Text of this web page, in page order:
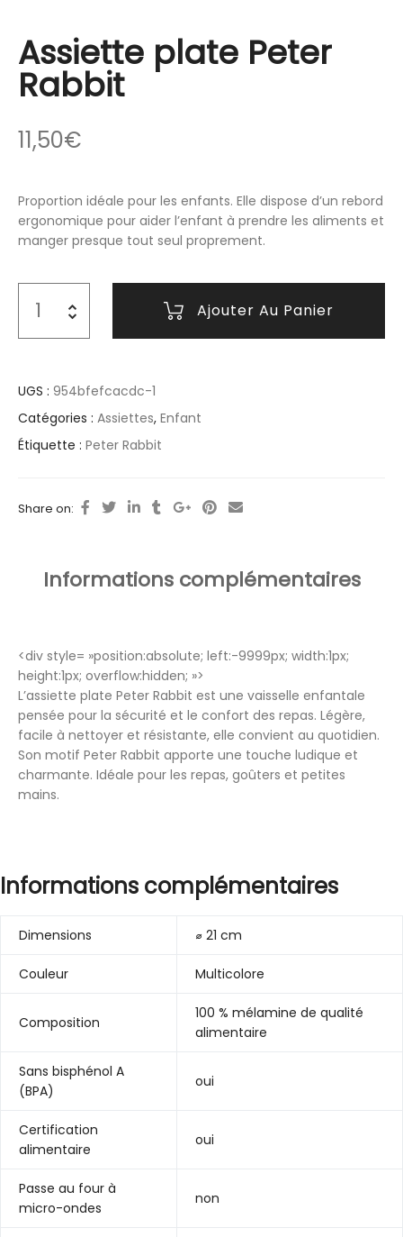
Assiette plate Peter
Rabbit
11,50€
Proportion idéale pour les enfants. Elle dispose d’un rebord
ergonomique pour aider l’enfant à prendre les aliments et
manger presque tout seul proprement.
Ajouter Au Panier
UGS : 954bfefcacdc-1
Catégories : Assiettes, Enfant
Étiquette : Peter Rabbit
Share on:
Informations complémentaires
<div style= »position:absolute; left:-9999px; width:1px;
height:1px; overflow:hidden; »>
L’assiette plate Peter Rabbit est une vaisselle enfantale
pensée pour la sécurité et le confort des repas. Légère,
facile à nettoyer et résistante, elle convient au quotidien.
Son motif Peter Rabbit apporte une touche ludique et
charmante. Idéale pour les repas, goûters et petites
mains.
Informations complémentaires
Dimensions ⌀ 21 cm
Couleur Multicolore
Composition
100 % mélamine de qualité
alimentaire
Sans bisphénol A
(BPA)
oui
Certification
alimentaire
oui
Passe au four à
micro-ondes
non